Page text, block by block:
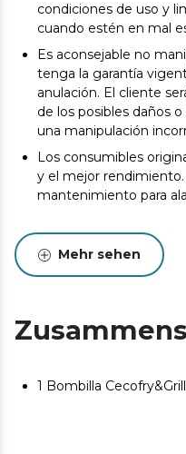
condiciones de uso y
cuando estén en mal
Es aconsejable no
tenga la garantía
anulación. El cliente
de los posibles daños
una manipulación
Los consumibles
y el mejor
mantenimiento para
Mehr sehen
1 Bombilla